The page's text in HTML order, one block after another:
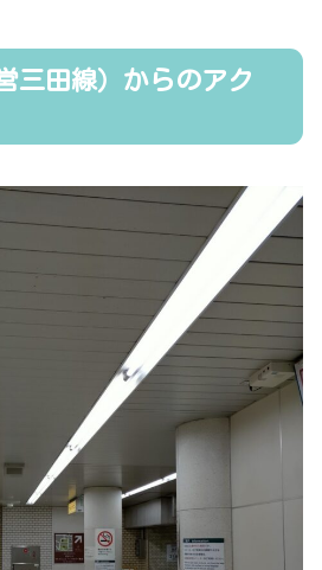
三田線）からのアク